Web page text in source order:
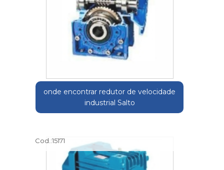
onde encontrar redutor de velocidade
industrial Salto
Cod.:15171